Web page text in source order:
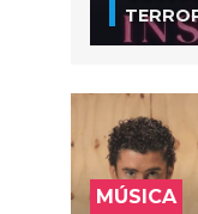
MÚSICA